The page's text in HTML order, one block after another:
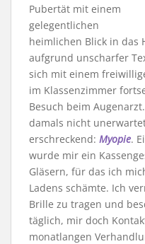
Pubertät mit einem
gelegentlichen
heimlichen Blick in das
aufgrund unscharfer
sich mit einem
im Klassenzimmer
Besuch beim
damals nicht
erschreckend: Myopie.
wurde mir ein
Gläsern, für das ich
Ladens schämte. Ich
Brille zu tragen und
täglich, mir doch
monatlangen